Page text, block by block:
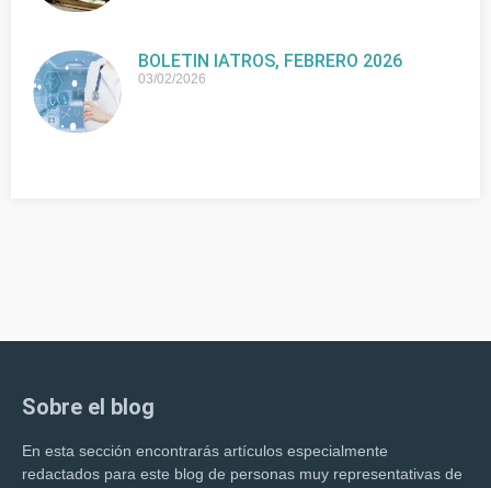
BOLETIN IATROS, FEBRERO 2026
03/02/2026
Sobre el blog
En esta sección encontrarás artículos especialmente
redactados para este blog de personas muy representativas de